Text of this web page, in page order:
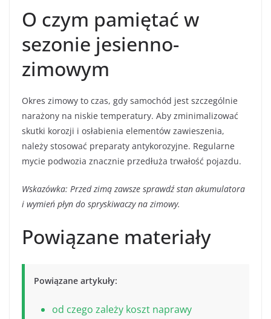
O czym pamiętać w
sezonie jesienno-
zimowym
Okres zimowy to czas, gdy samochód jest szczególnie
narażony na niskie temperatury. Aby zminimalizować
skutki korozji i osłabienia elementów zawieszenia,
należy stosować preparaty antykorozyjne. Regularne
mycie podwozia znacznie przedłuża trwałość pojazdu.
Wskazówka: Przed zimą zawsze sprawdź stan akumulatora
i wymień płyn do spryskiwaczy na zimowy.
Powiązane materiały
Powiązane artykuły:
od czego zależy koszt naprawy